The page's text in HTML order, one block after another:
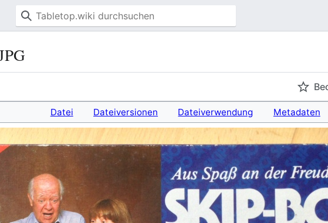
Datei Dateiversionen Dateiverwendung Metadaten